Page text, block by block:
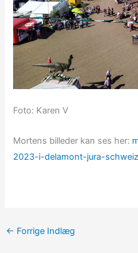
Foto: Karen V
Mortens billeder kan ses her:
2023-i-delamont-jura-schweiz
← Forrige Indlæg